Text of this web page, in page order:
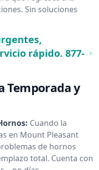
Sin soluciones
rápido. 877-
Temporada y
Cuando la
en Mount Pleasant
de hornos
total. Cuenta con